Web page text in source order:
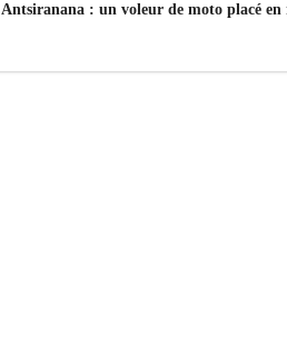
Antsiranana : un voleur de moto placé en